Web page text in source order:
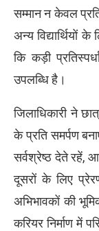
सम्मान न केवल
अन्य विद्यार्थियों
कि कड़ी
उपलब्धि है।
जिलाधिकारी ने
के प्रति समर्पण
सर्वश्रेष्ठ देते रहें,
दूसरों के लिए
अभिभावकों की
करियर निर्माण में